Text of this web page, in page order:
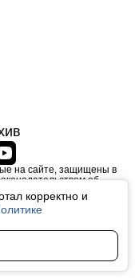
корректно и
на сайте, защищены в
об
текстовых, фото,
правообладателя
или частичном
гиперссылка
для детей. Оригинал